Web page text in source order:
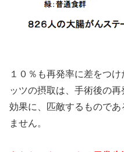
１０％も再発率に差をつ
ッツの摂取は、手術後の
効果に、匹敵するもので
ません。